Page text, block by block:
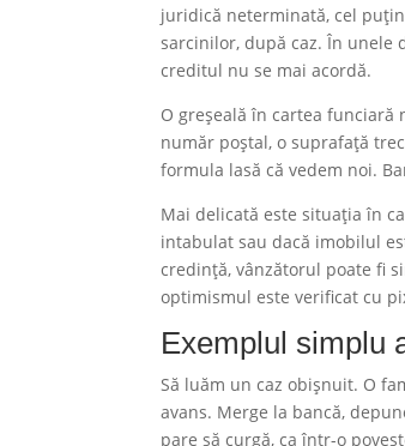
juridică neterminată, cel
sarcinilor, după caz. În unele
creditul nu se mai acordă.
O greșeală în cartea funciară
număr poștal, o suprafață
formula lasă că vedem noi.
Mai delicată este situația în
intabulat sau dacă imobilul
credință, vânzătorul poate fi
optimismul este verificat cu
Exemplul simplu
Să luăm un caz obișnuit. O
avans. Merge la bancă,
pare să curgă, ca într-o